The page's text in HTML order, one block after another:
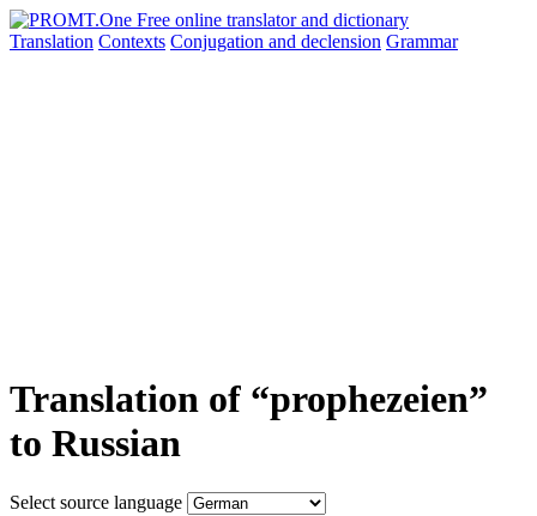
Translation Contexts Conjugation and declension Grammar
Translation of “prophezeien”
to Russian
Select source language